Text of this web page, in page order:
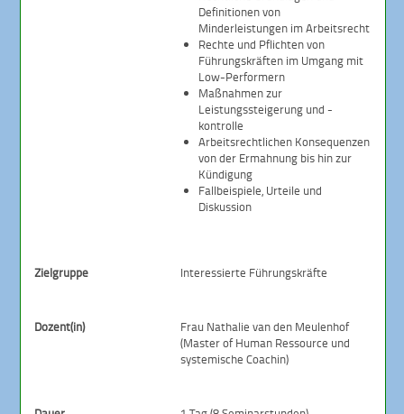
Definitionen von
Minderleistungen im Arbeitsrecht
Rechte und Pflichten von
Führungskräften im Umgang mit
Low-Performern
Maßnahmen zur
Leistungssteigerung und -
kontrolle
Arbeitsrechtlichen Konsequenzen
von der Ermahnung bis hin zur
Kündigung
Fallbeispiele, Urteile und
Diskussion
Zielgruppe Interessierte Führungskräfte
Dozent(in)
Frau Nathalie van den Meulenhof
(Master of Human Ressource und
systemische Coachin)